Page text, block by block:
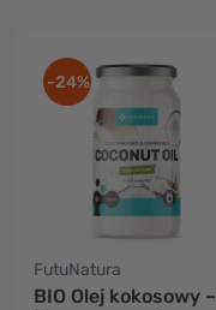
-24%
FutuNatura
BIO Olej kokosowy –